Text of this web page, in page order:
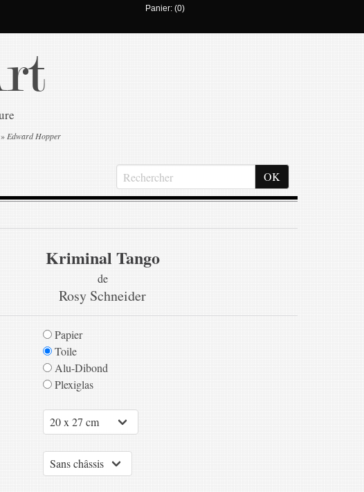
Panier: (0)
Edward Hopper
Kriminal Tango
de
Rosy Schneider
Papier
Toile
Alu-Dibond
Plexiglas